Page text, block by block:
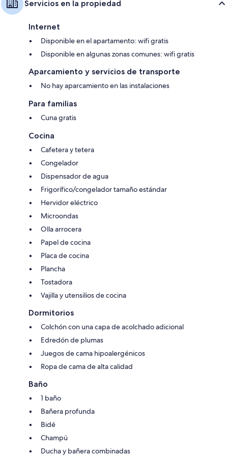
Servicios en la propiedad
Internet
Disponible en el apartamento: wifi gratis
Disponible en algunas zonas comunes: wifi gratis
Aparcamiento y servicios de transporte
No hay aparcamiento en las instalaciones
Para familias
Cuna gratis
Cocina
Cafetera y tetera
Congelador
Dispensador de agua
Frigorífico/congelador tamaño estándar
Hervidor eléctrico
Microondas
Olla arrocera
Papel de cocina
Placa de cocina
Plancha
Tostadora
Vajilla y utensilios de cocina
Dormitorios
Colchón con una capa de acolchado adicional
Edredón de plumas
Juegos de cama hipoalergénicos
Ropa de cama de alta calidad
Baño
1 baño
Bañera profunda
Bidé
Champú
Ducha y bañera combinadas